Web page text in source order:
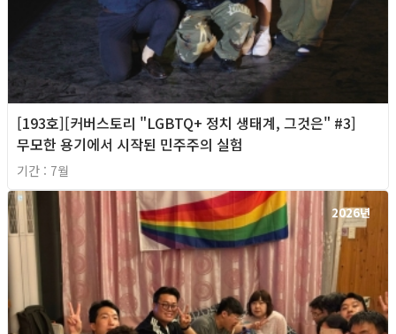
[193호][커버스토리 "LGBTQ+ 정치 생태계, 그것은" #3]
무모한 용기에서 시작된 민주주의 실험
기간 : 7월
2026년